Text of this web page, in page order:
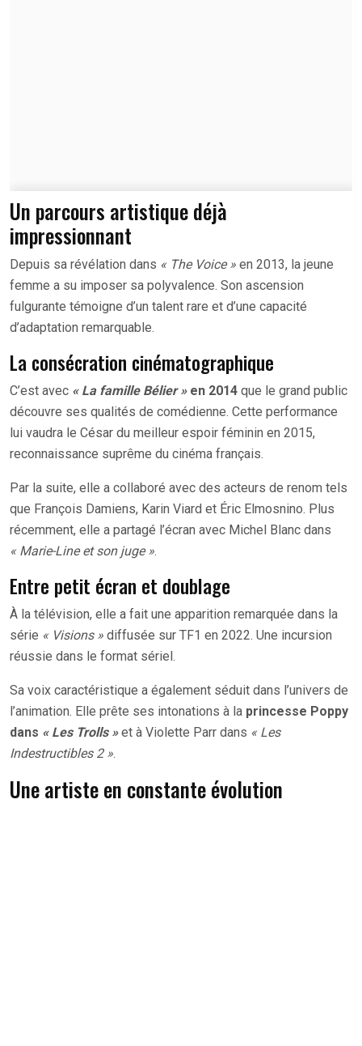
Un parcours artistique déjà
impressionnant
Depuis sa révélation dans « The Voice » en 2013, la jeune
femme a su imposer sa polyvalence. Son ascension
fulgurante témoigne d’un talent rare et d’une capacité
d’adaptation remarquable.
La consécration cinématographique
C’est avec « La famille Bélier »en 2014 que le grand public
découvre ses qualités de comédienne. Cette performance
lui vaudra le César du meilleur espoir féminin en 2015,
reconnaissance suprême du cinéma français.
Par la suite, elle a collaboré avec des acteurs de renom tels
que François Damiens, Karin Viard et Éric Elmosnino. Plus
récemment, elle a partagé l’écran avec Michel Blanc dans
« Marie-Line et son juge ».
Entre petit écran et doublage
À la télévision, elle a fait une apparition remarquée dans la
série « Visions » diffusée sur TF1 en 2022. Une incursion
réussie dans le format sériel.
Sa voix caractéristique a également séduit dans l’univers de
l’animation. Elle prête ses intonations à la princesse Poppy
dans « Les Trolls »et à Violette Parr dans « Les
Indestructibles 2 ».
Une artiste en constante évolution